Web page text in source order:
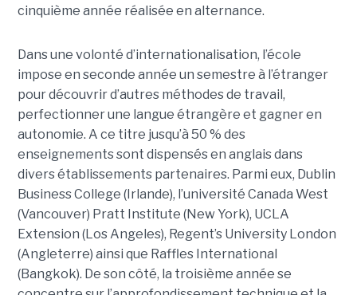
cinquième année réalisée en alternance.
Dans une volonté d’internationalisation, l’école
impose en seconde année un semestre à l’étranger
pour découvrir d’autres méthodes de travail,
perfectionner une langue étrangère et gagner en
autonomie. A ce titre jusqu’à 50 % des
enseignements sont dispensés en anglais dans
divers établissements partenaires. Parmi eux, Dublin
Business College (Irlande), l’université Canada West
(Vancouver) Pratt Institute (New York), UCLA
Extension (Los Angeles), Regent’s University London
(Angleterre) ainsi que Raffles International
(Bangkok). De son côté, la troisième année se